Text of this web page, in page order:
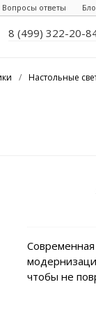
Вопросы ответы
8 (499) 322-20-
/ Настольные
чтобы не